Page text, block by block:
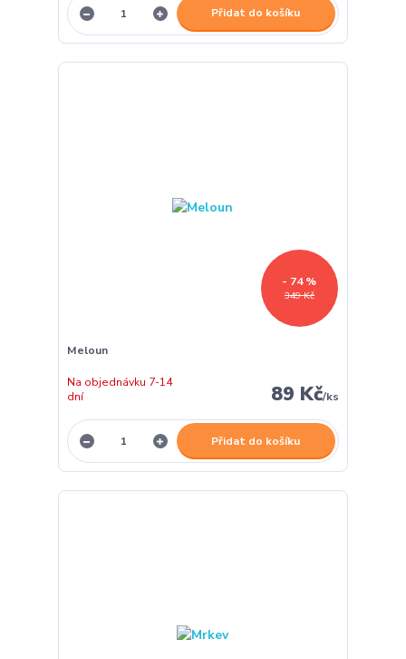
Přidat do košíku
349 Kč
- 74 %
Meloun
89 Kč/ks
Na objednávku 7-14
dní
Přidat do košíku